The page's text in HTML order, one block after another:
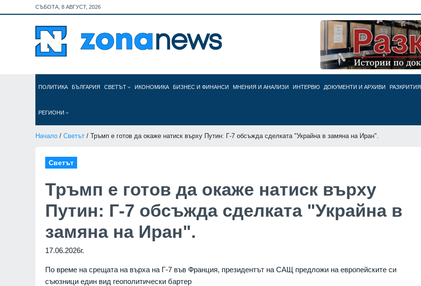
СЪБОТА, 8 АВГУСТ, 2026
ПОЛИТИКА БЪЛГАРИЯ СВЕТЪТ ИКОНОМИКА БИЗНЕС И ФИНАНСИ МНЕНИЯ И АНАЛИЗИ ИНТЕРВЮ ДОКУМЕНТИ И АРХИВИ РАЗКРИТИЯ
РЕГИОНИ
Начало / Светът / Тръмп е готов да окаже натиск върху Путин: Г-7 обсъжда сделката "Украйна в замяна на Иран".
Светът
Тръмп е готов да окаже натиск върху
Путин: Г-7 обсъжда сделката "Украйна в
замяна на Иран".
17.06.2026г.
По време на срещата на върха на Г-7 във Франция, президентът на САЩ предложи на европейските си
съюзници един вид геополитически бартер